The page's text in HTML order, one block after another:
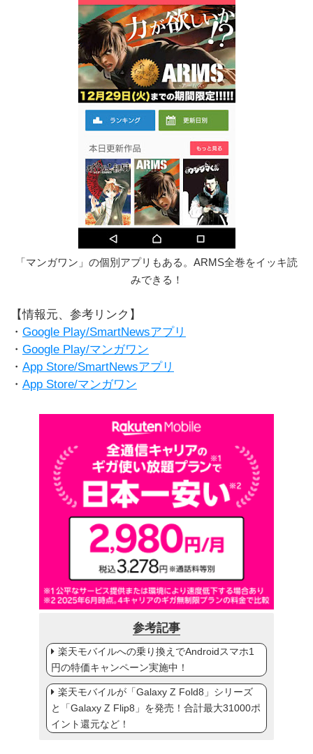
「マンガワン」の個別アプリもある。ARMS全巻をイッキ読
みできる！
【情報元、参考リンク】
・ Google Play/SmartNewsアプリ
・ Google Play/マンガワン
・ App Store/SmartNewsアプリ
・ App Store/マンガワン
参考記事
楽天モバイルへの乗り換えでAndroidスマホ1
円の特価キャンペーン実施中！
楽天モバイルが「Galaxy Z Fold8」シリーズ
と「Galaxy Z Flip8」を発売！合計最大31000ポ
イント還元など！